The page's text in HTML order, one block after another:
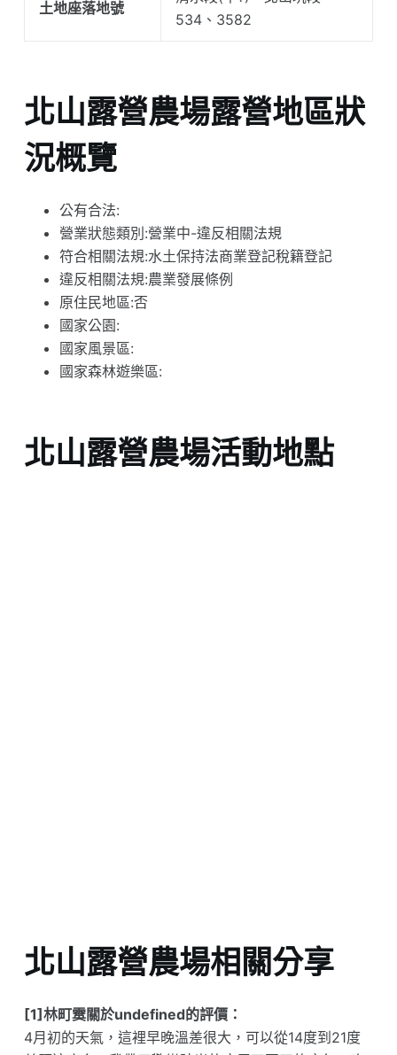
土地座落地號
534、3582
北山露營農場露營地區狀
況概覽
公有合法:
營業狀態類別:營業中-違反相關法規
符合相關法規:水土保持法商業登記稅籍登記
違反相關法規:農業發展條例
原住民地區:否
國家公園:
國家風景區:
國家森林遊樂區:
北山露營農場活動地點
北山露營農場相關分享
[1]林町霙關於undefined的評價：
4月初的天氣，這裡早晚溫差很大，可以從14度到21度